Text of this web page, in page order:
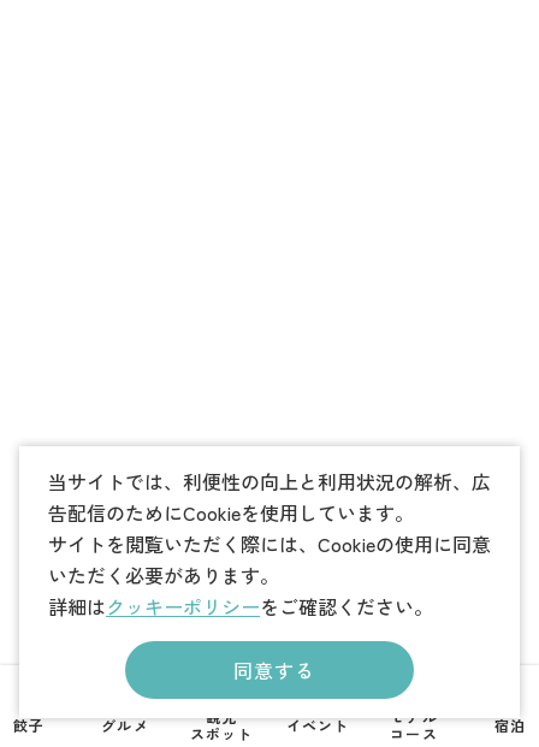
当サイトでは、利便性の向上と利用状況の解析、広
告配信のためにCookieを使用しています。
サイトを閲覧いただく際には、Cookieの使用に同意
いただく必要があります。
詳細はクッキーポリシーをご確認ください。
同意する